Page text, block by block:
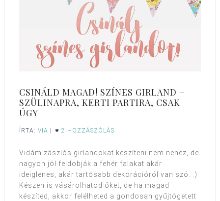
CSINÁLD MAGAD! SZÍNES GIRLAND –
SZÜLINAPRA, KERTI PARTIRA, CSAK
ÚGY
ÍRTA: VIA | 2 HOZZÁSZÓLÁS
Vidám zászlós girlandokat készíteni nem nehéz, de
nagyon jól feldobják a fehér falakat akár
ideiglenes, akár tartósabb dekorációról van szó. :)
Készen is vásárolhatod őket, de ha magad
készíted, akkor felélheted a gondosan gyűjtögetett